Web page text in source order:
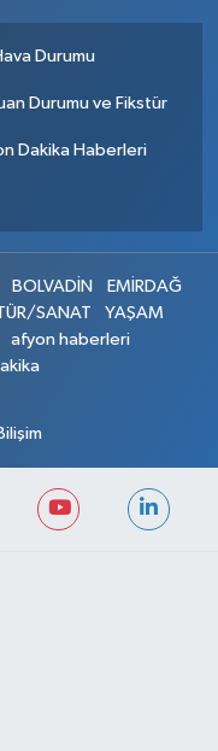
Durumu
Durumu ve Fikstür
Dakika Haberleri
BOLVADİN
EMİRDAĞ
SANAT
YAŞAM
afyon haberleri